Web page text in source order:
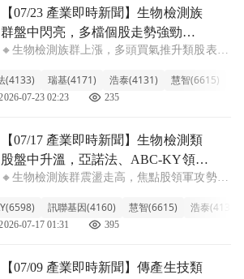
時新聞】生物檢測族群盤中閃亮，多檔
【07/23 產業即時新聞】生物檢測族
群盤中閃亮，多檔個股走勢強勁，
市場聚焦精準醫療前景
🔸生物檢測族群上漲，多頭買氣推升類股表
漲幅達3.04%，其中ABC-KY、亞諾法、瑞基
等個股漲勢尤其突出，帶動整體類股向上。觀
(4133) 瑞基(4171) 浩泰(4131) 慧智(6615)
07-23 02:23 235
時新聞】生物檢測類股盤中升溫，亞諾
【07/17 產業即時新聞】生物檢測類
股盤中升溫，亞諾法、ABC-KY領漲
吸睛，資金聚焦個股表現
🔸生物檢測族群震盪走高，焦點股領軍攻勢確
股漲幅達到2.05%，儘管表現亮眼，但個股走
勢卻相當分歧。其中，亞諾法盤中一度逼近漲
訊聯基因(4160) 慧智(6615) 浩泰(4131)
07-17 01:31 395
時新聞】傳產生技類股弱勢震盪，資金
【07/09 產業即時新聞】傳產生技類